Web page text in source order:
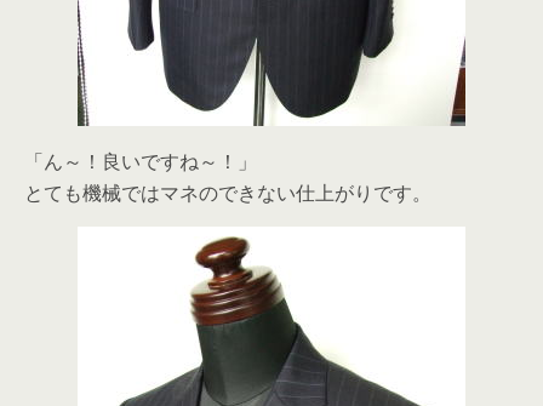
「ん～！良いですね～！」
とても機械ではマネのできない仕上がりです。